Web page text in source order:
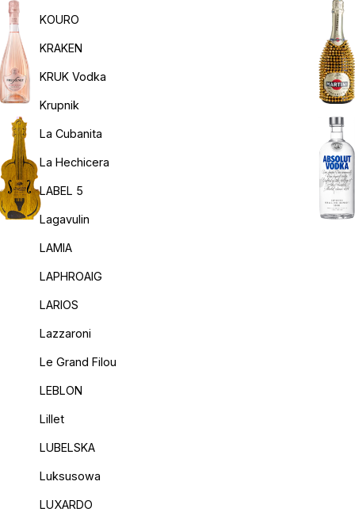
KOURO
KRAKEN
KRUK Vodka
Krupnik
La Cubanita
La Hechicera
LABEL 5
Lagavulin
LAMIA
LAPHROAIG
LARIOS
Lazzaroni
Le Grand Filou
LEBLON
Lillet
LUBELSKA
Luksusowa
LUXARDO